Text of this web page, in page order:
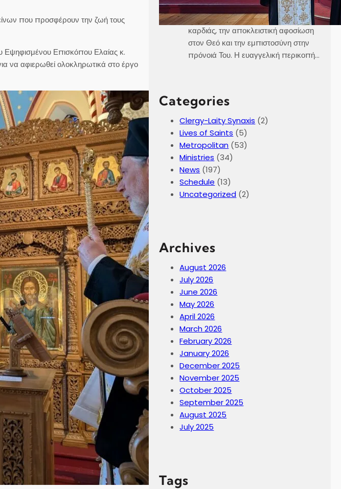
που προσφέρουν την ζωή τους
Εψηφισμένου Επισκόπου Ελαίας κ.
να αφιερωθεί ολοκληρωτικά στο έργο
μεγάλες αλήθειες της πνευματικής
ζωής, την καθαρότητα του νου και της
καρδιάς, την αποκλειστική αφοσίωση
στον Θεό και την εμπιστοσύνη στην
πρόνοιά Του. Η ευαγγελική περικοπή…
Categories
Clergy-Laity Synaxis (2)
Lives of Saints (5)
Metropolitan (53)
Ministries (34)
News (197)
Schedule (13)
Uncategorized (2)
Archives
August 2026
July 2026
June 2026
May 2026
April 2026
March 2026
February 2026
January 2026
December 2025
November 2025
October 2025
September 2025
August 2025
July 2025
Tags